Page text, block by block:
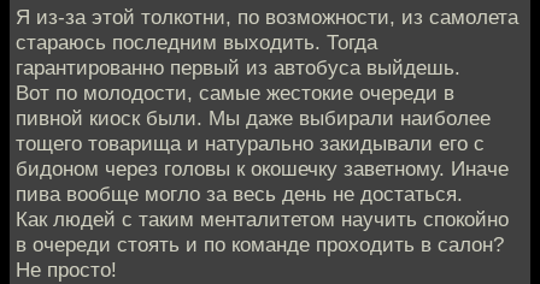
Я из-за этой толкотни, по возможности, из самолета
стараюсь последним выходить. Тогда
гарантированно первый из автобуса выйдешь.
Вот по молодости, самые жестокие очереди в
пивной киоск были. Мы даже выбирали наиболее
тощего товарища и натурально закидывали его с
бидоном через головы к окошечку заветному. Иначе
пива вообще могло за весь день не достаться.
Как людей с таким менталитетом научить спокойно
в очереди стоять и по команде проходить в салон?
Не просто!